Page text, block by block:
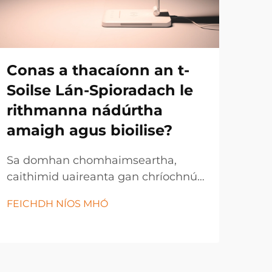
Conas a thacaíonn an t-
Soilse Lán-Spioradach le
rithmanna nádúrtha
amaigh agus bioilise?
Sa domhan chomhaimseartha,
caithimid uaireanta gan chríochnú
artaifisiúla nach bhfuil go minic in
FEICHDH NÍOS MHÓ